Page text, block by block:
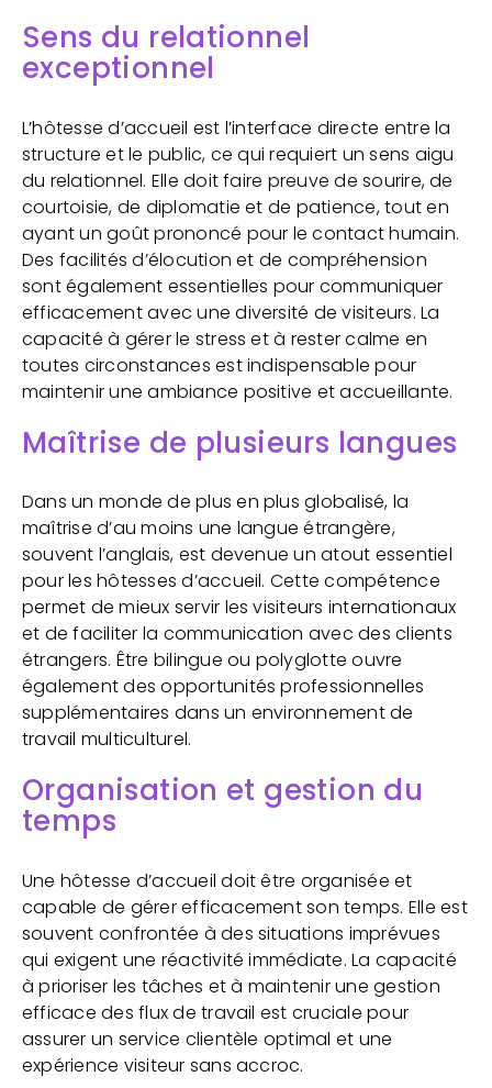
Sens du relationnel
exceptionnel
L’hôtesse d’accueil est l’interface directe entre la
structure et le public, ce qui requiert un sens aigu
du relationnel. Elle doit faire preuve de sourire, de
courtoisie, de diplomatie et de patience, tout en
ayant un goût prononcé pour le contact humain.
Des facilités d’élocution et de compréhension
sont également essentielles pour communiquer
efficacement avec une diversité de visiteurs. La
capacité à gérer le stress et à rester calme en
toutes circonstances est indispensable pour
maintenir une ambiance positive et accueillante.
Maîtrise de plusieurs langues
Dans un monde de plus en plus globalisé, la
maîtrise d’au moins une langue étrangère,
souvent l’anglais, est devenue un atout essentiel
pour les hôtesses d’accueil. Cette compétence
permet de mieux servir les visiteurs internationaux
et de faciliter la communication avec des clients
étrangers. Être bilingue ou polyglotte ouvre
également des opportunités professionnelles
supplémentaires dans un environnement de
travail multiculturel.
Organisation et gestion du
temps
Une hôtesse d’accueil doit être organisée et
capable de gérer efficacement son temps. Elle est
souvent confrontée à des situations imprévues
qui exigent une réactivité immédiate. La capacité
à prioriser les tâches et à maintenir une gestion
efficace des flux de travail est cruciale pour
assurer un service clientèle optimal et une
expérience visiteur sans accroc.